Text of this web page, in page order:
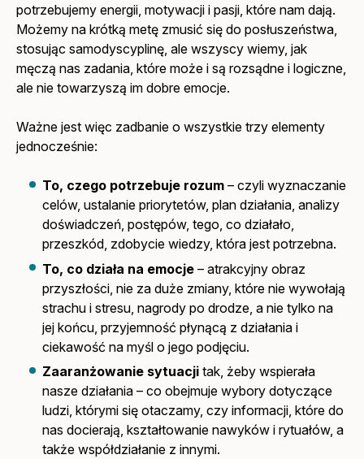
potrzebujemy energii, motywacji i pasji, które nam dają.
Możemy na krótką metę zmusić się do posłuszeństwa,
stosując samodyscyplinę, ale wszyscy wiemy, jak
męczą nas zadania, które może i są rozsądne i logiczne,
ale nie towarzyszą im dobre emocje.
Ważne jest więc zadbanie o wszystkie trzy elementy
jednocześnie:
To, czego potrzebuje rozum – czyli wyznaczanie
celów, ustalanie priorytetów, plan działania, analizy
doświadczeń, postępów, tego, co działało,
przeszkód, zdobycie wiedzy, która jest potrzebna.
To, co działa na emocje – atrakcyjny obraz
przyszłości, nie za duże zmiany, które nie wywołają
strachu i stresu, nagrody po drodze, a nie tylko na
jej końcu, przyjemność płynącą z działania i
ciekawość na myśl o jego podjęciu.
Zaaranżowanie sytuacji tak, żeby wspierała
nasze działania – co obejmuje wybory dotyczące
ludzi, którymi się otaczamy, czy informacji, które do
nas docierają, kształtowanie nawyków i rytuałów, a
także współdziałanie z innymi.